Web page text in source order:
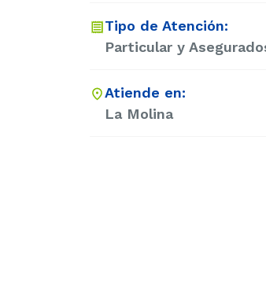
Tipo de Atención:
Particular y
Atiende en:
La Molina